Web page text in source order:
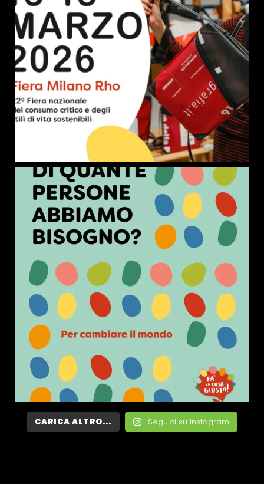
CARICA ALTRO... Seguici su Instagram